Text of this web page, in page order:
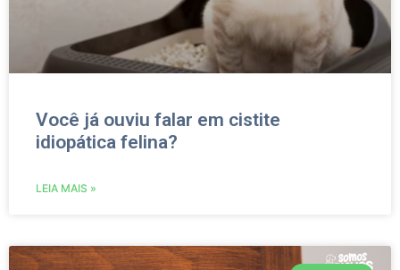
Você já ouviu falar em cistite
idiopática felina?
LEIA MAIS »